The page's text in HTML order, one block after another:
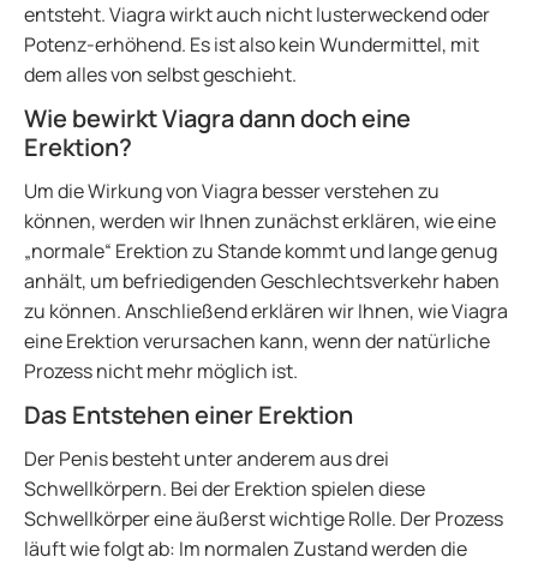
entsteht. Viagra wirkt auch nicht lusterweckend oder
Potenz-erhöhend. Es ist also kein Wundermittel, mit
dem alles von selbst geschieht.
Wie bewirkt Viagra dann doch eine
Erektion?
Um die Wirkung von Viagra besser verstehen zu
können, werden wir Ihnen zunächst erklären, wie eine
„normale“ Erektion zu Stande kommt und lange genug
anhält, um befriedigenden Geschlechtsverkehr haben
zu können. Anschließend erklären wir Ihnen, wie Viagra
eine Erektion verursachen kann, wenn der natürliche
Prozess nicht mehr möglich ist.
Das Entstehen einer Erektion
Der Penis besteht unter anderem aus drei
Schwellkörpern. Bei der Erektion spielen diese
Schwellkörper eine äußerst wichtige Rolle. Der Prozess
läuft wie folgt ab: Im normalen Zustand werden die